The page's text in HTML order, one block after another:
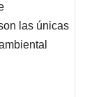
las únicas